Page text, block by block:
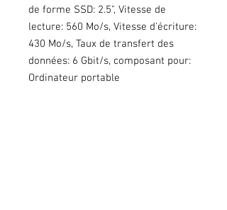
de forme SSD: 2.5", Vitesse de
lecture: 560 Mo/s, Vitesse d'écriture:
430 Mo/s, Taux de transfert des
données: 6 Gbit/s, composant pour:
Ordinateur portable